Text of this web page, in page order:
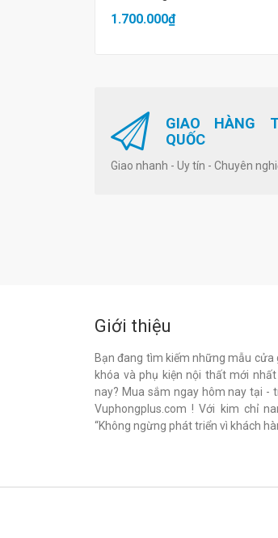
1.700.000₫
GIAO HÀNG
QUỐC
Giao nhanh - Uy tín - Chuyên
Giới thiệu
Bạn đang tìm kiếm những mẫu cửa
khóa và phụ kiện nội thất mới nhất
nay? Mua sắm ngay hôm nay tại -
Vuphongplus.com ! Với kim chỉ
“Không ngừng phát triển vì khách